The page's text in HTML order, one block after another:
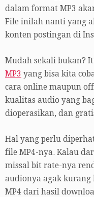
dalam format MP3
File inilah nanti yang
konten postingan di
Mudah sekali bukan?
MP3 yang bisa kita
cara online maupun
kualitas audio yang
dioperasikan, dan
Hal yang perlu
file MP4-nya. Kalau
missal bit rate-nya
audionya agak kurang
MP4 dari hasil